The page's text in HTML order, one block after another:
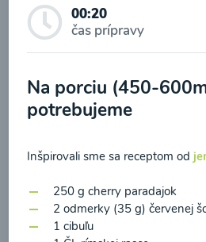
Zeleninová klasik
00:10
00:20
čas prípravy
Na porciu (450-
potrebujeme
Inšpirovali sme sa receptom od
250 g cherry paradajok
2 odmerky (35 g) červenej
1 cibuľu
Odber noviniek a
Odoslaním registrácie na
spracovaním osobných